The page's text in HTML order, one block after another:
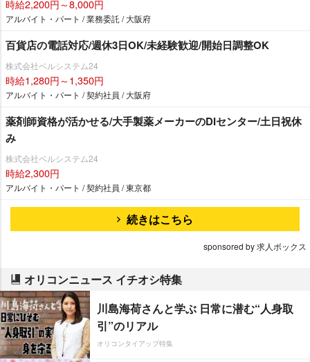
時給2,200円～8,000円
アルバイト・パート / 業務委託 / 大阪府
百貨店の電話対応/週休3日OK/未経験歓迎/開始日調整OK
株式会社ベルシステム24
時給1,280円～1,350円
アルバイト・パート / 契約社員 / 大阪府
薬剤師資格が活かせる/大手製薬メーカーのDIセンター/土日祝休
み
株式会社ベルシステム24
時給2,300円
アルバイト・パート / 契約社員 / 東京都
続きはこちら
sponsored by 求人ボックス
オリコンニュース イチオシ特集
川島海荷さんと学ぶ 日常に潜む“人身取
引”のリアル
オリコンタイアップ特集